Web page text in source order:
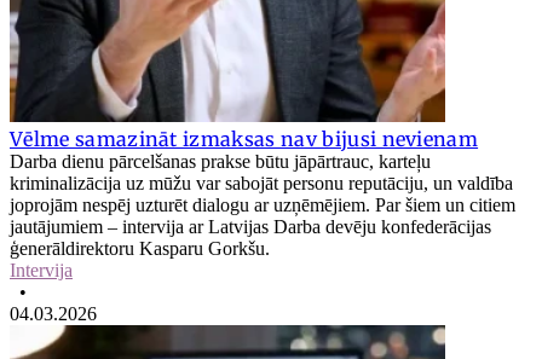
Vēlme samazināt izmaksas nav bijusi nevienam
Darba dienu pārcelšanas prakse būtu jāpārtrauc, karteļu
kriminalizācija uz mūžu var sabojāt personu reputāciju, un valdība
joprojām nespēj uzturēt dialogu ar uzņēmējiem. Par šiem un citiem
jautājumiem – intervija ar Latvijas Darba devēju konfederācijas
ģenerāldirektoru Kasparu Gorkšu.
Intervija
•
04.03.2026